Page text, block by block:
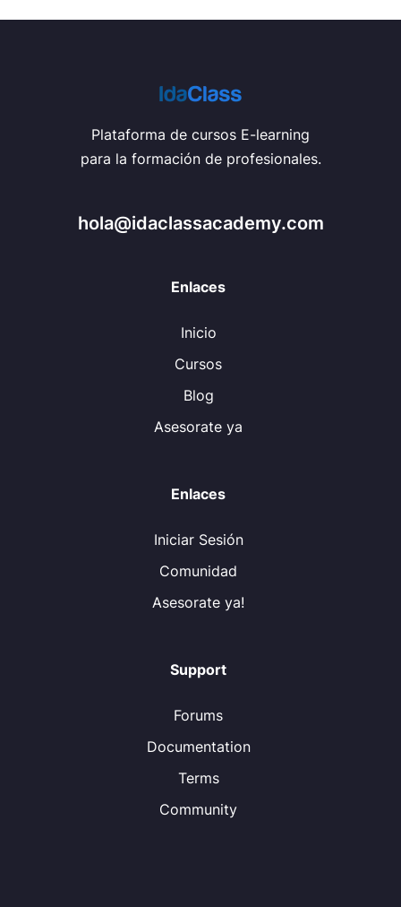
Plataforma de cursos E-learning
para la formación de profesionales.
hola@idaclassacademy.com
Enlaces
Inicio
Cursos
Blog
Asesorate ya
Enlaces
Iniciar Sesión
Comunidad
Asesorate ya!
Support
Forums
Documentation
Terms
Community